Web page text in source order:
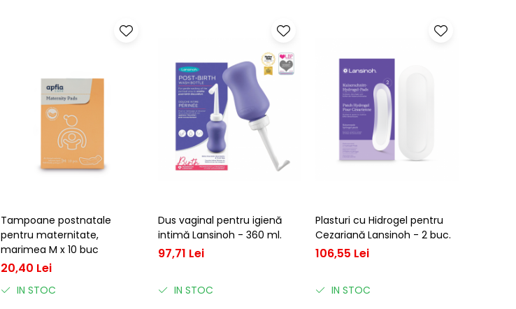
Tampoane postnatale
pentru maternitate,
marimea M x 10 buc
20,40 Lei
IN STOC
Dus vaginal pentru igienă
intimă Lansinoh - 360 ml.
97,71 Lei
IN STOC
Plasturi cu Hidrogel pentru
Cezariană Lansinoh - 2 buc.
106,55 Lei
IN STOC